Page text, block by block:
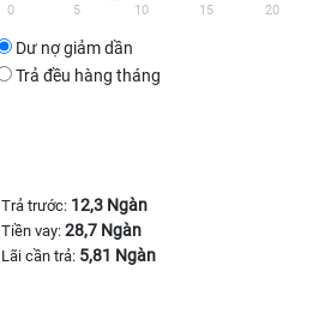
0 5 10 15 20
Dư nợ giảm dần
Trả đều hàng tháng
Trả trước: 12,3 Ngàn
Tiền vay: 28,7 Ngàn
Lãi cần trả: 5,81 Ngàn